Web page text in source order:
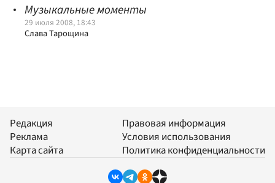
Музыкальные моменты
29 июля 2008, 18:43
Слава Тарощина
Редакция
Реклама
Карта сайта
Правовая информация
Условия использования
Политика конфиденциальности